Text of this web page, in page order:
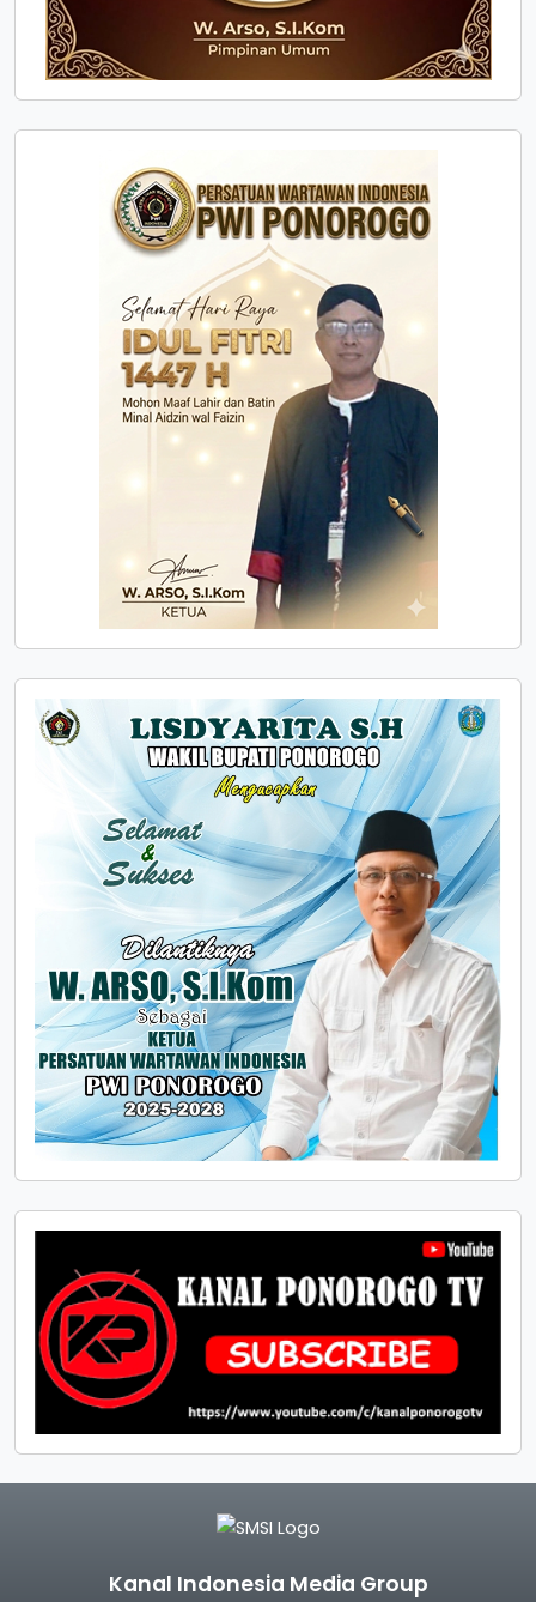
Kanal Indonesia Media Group